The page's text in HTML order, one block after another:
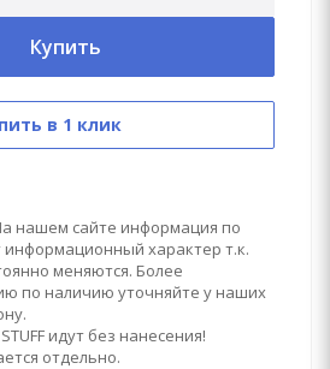
Купить
в 1 клик
нашем сайте информация по
характер т.к.
меняются. Более
по наличию уточняйте у наших
идут без нанесения!
отдельно.